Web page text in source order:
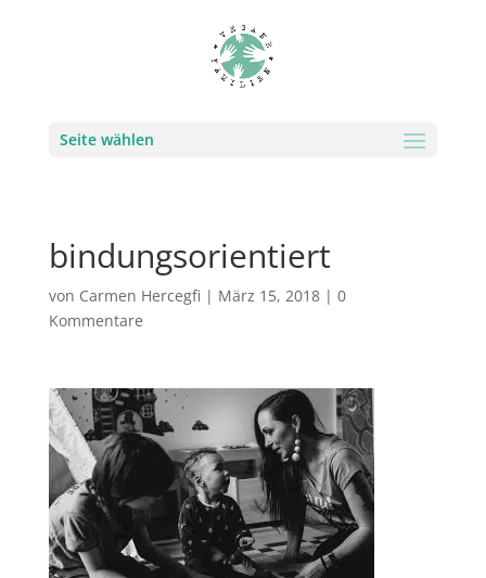
Seite wählen
bindungsorientiert
von Carmen Hercegfi | März 15, 2018| 0
Kommentare